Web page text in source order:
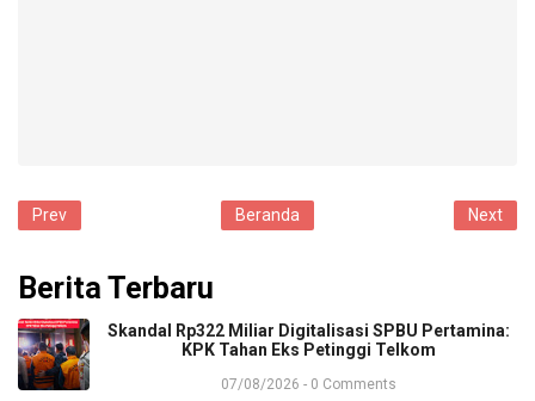
Prev Next
Beranda
Berita Terbaru
​Skandal Rp322 Miliar Digitalisasi SPBU Pertamina:
KPK Tahan Eks Petinggi Telkom
07/08/2026 - 0 Comments